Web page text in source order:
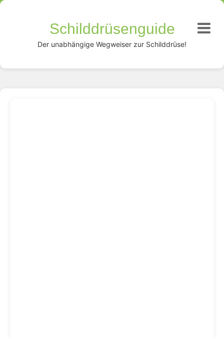
Schilddrüsenguide
Der unabhängige Wegweiser zur Schilddrüse!